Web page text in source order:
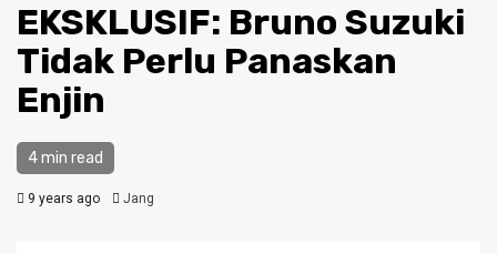
EKSKLUSIF: Bruno Suzuki
Tidak Perlu Panaskan
Enjin
4 min read
9 years ago Jang